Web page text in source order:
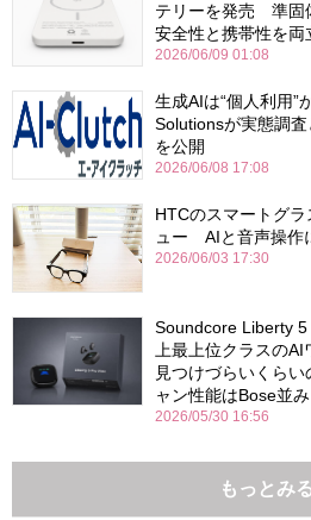
テリーを発売 準固
安全性と携帯性を両
2026/06/09 01:08
生成AIは“個人利用
Solutionsが実態調査
を公開
2026/06/08 17:08
HTCのスマートグ
ュー AIと音声操作
2026/06/03 17:30
Soundcore Liberty
上最上位クラスのAI
見つけづらいくら
ャン性能はBose並み
2026/05/30 16:56
もっとみ